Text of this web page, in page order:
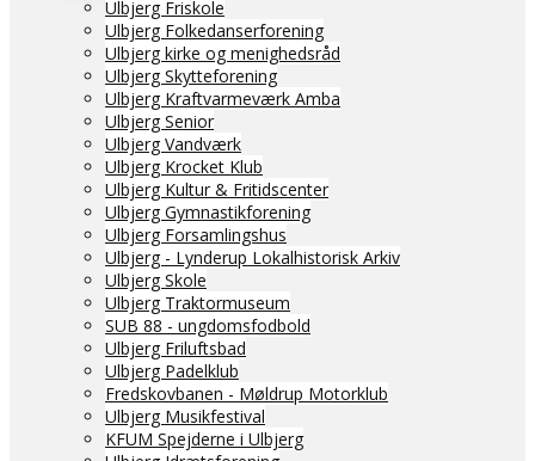
Ulbjerg Friskole
Ulbjerg Folkedanserforening
Ulbjerg kirke og menighedsråd
Ulbjerg Skytteforening
Ulbjerg Kraftvarmeværk Amba
Ulbjerg Senior
Ulbjerg Vandværk
Ulbjerg Krocket Klub
Ulbjerg Kultur & Fritidscenter
Ulbjerg Gymnastikforening
Ulbjerg Forsamlingshus
Ulbjerg - Lynderup Lokalhistorisk Arkiv
Ulbjerg Skole
Ulbjerg Traktormuseum
SUB 88 - ungdomsfodbold
Ulbjerg Friluftsbad
Ulbjerg Padelklub
Fredskovbanen - Møldrup Motorklub
Ulbjerg Musikfestival
KFUM Spejderne i Ulbjerg